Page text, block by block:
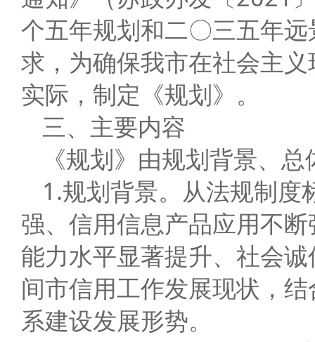
个五年规划和二〇三五年
求，为确保我市在社会主
实际，制定《规划》。
三、主要内容
《规划》由规划背景、
1.规划背景。从法规制
强、信用信息产品应用不
能力水平显著提升、社会
间市信用工作发展现状，
系建设发展形势。